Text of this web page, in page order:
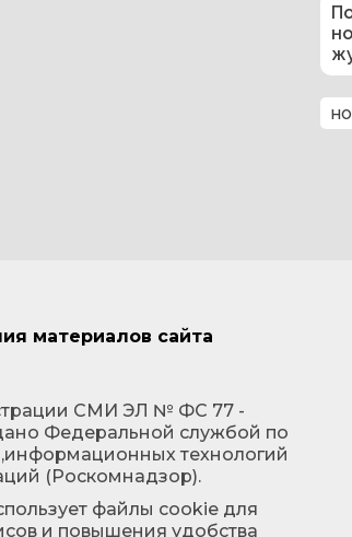
материалов сайта
СМИ ЭЛ № ФС 77 -
Федеральной службой по
технологий
(Роскомнадзор).
файлы cookie для
и повышения удобства